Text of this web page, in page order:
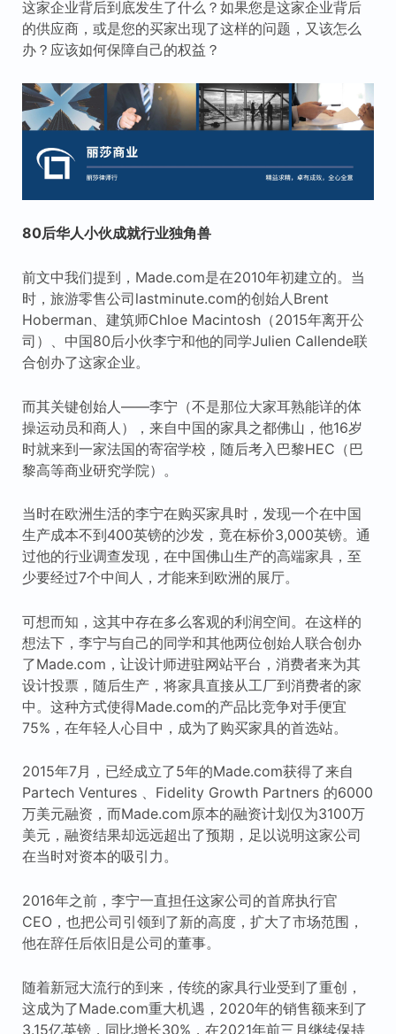
这家企业背后到底发生了什么？如果您是这家企业背后
的供应商，或是您的买家出现了这样的问题，又该怎么
办？应该如何保障自己的权益？
80后华人小伙成就行业独角兽
前文中我们提到，Made.com是在2010年初建立的。当
时，旅游零售公司lastminute.com的创始人Brent
Hoberman、建筑师Chloe Macintosh（2015年离开公
司）、中国80后小伙李宁和他的同学Julien Callende联
合创办了这家企业。
而其关键创始人——李宁（不是那位大家耳熟能详的体
操运动员和商人），来自中国的家具之都佛山，他16岁
时就来到一家法国的寄宿学校，随后考入巴黎HEC（巴
黎高等商业研究学院）。
当时在欧洲生活的李宁在购买家具时，发现一个在中国
生产成本不到400英镑的沙发，竟在标价3,000英镑。通
过他的行业调查发现，在中国佛山生产的高端家具，至
少要经过7个中间人，才能来到欧洲的展厅。
可想而知，这其中存在多么客观的利润空间。在这样的
想法下，李宁与自己的同学和其他两位创始人联合创办
了Made.com，让设计师进驻网站平台，消费者来为其
设计投票，随后生产，将家具直接从工厂到消费者的家
中。这种方式使得Made.com的产品比竞争对手便宜
75%，在年轻人心目中，成为了购买家具的首选站。
2015年7月，已经成立了5年的Made.com获得了来自
Partech Ventures 、Fidelity Growth Partners 的6000
万美元融资，而Made.com原本的融资计划仅为3100万
美元，融资结果却远远超出了预期，足以说明这家公司
在当时对资本的吸引力。
2016年之前，李宁一直担任这家公司的首席执行官
CEO，也把公司引领到了新的高度，扩大了市场范围，
他在辞任后依旧是公司的董事。
随着新冠大流行的到来，传统的家具行业受到了重创，
这成为了Made.com重大机遇，2020年的销售额来到了
3.15亿英镑，同比增长30%，在2021年前三月继续保持